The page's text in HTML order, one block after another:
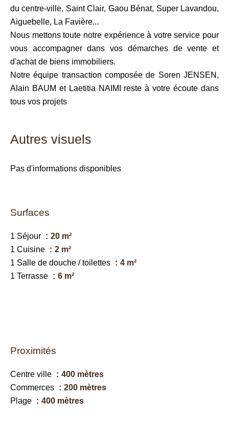
du centre-ville, Saint Clair, Gaou Bénat, Super Lavandou,
Aiguebelle, La Favière...
Nous mettons toute notre expérience à votre service pour
vous accompagner dans vos démarches de vente et
d'achat de biens immobiliers.
Notre équipe transaction composée de Soren JENSEN,
Alain BAUM et Laetitia NAIMI reste à votre écoute dans
tous vos projets
Autres visuels
Pas d'informations disponibles
Surfaces
1 Séjour
20 m²
1 Cuisine
2 m²
1 Salle de douche / toilettes
4 m²
1 Terrasse
6 m²
Proximités
Centre ville
400 mètres
Commerces
200 mètres
Plage
400 mètres